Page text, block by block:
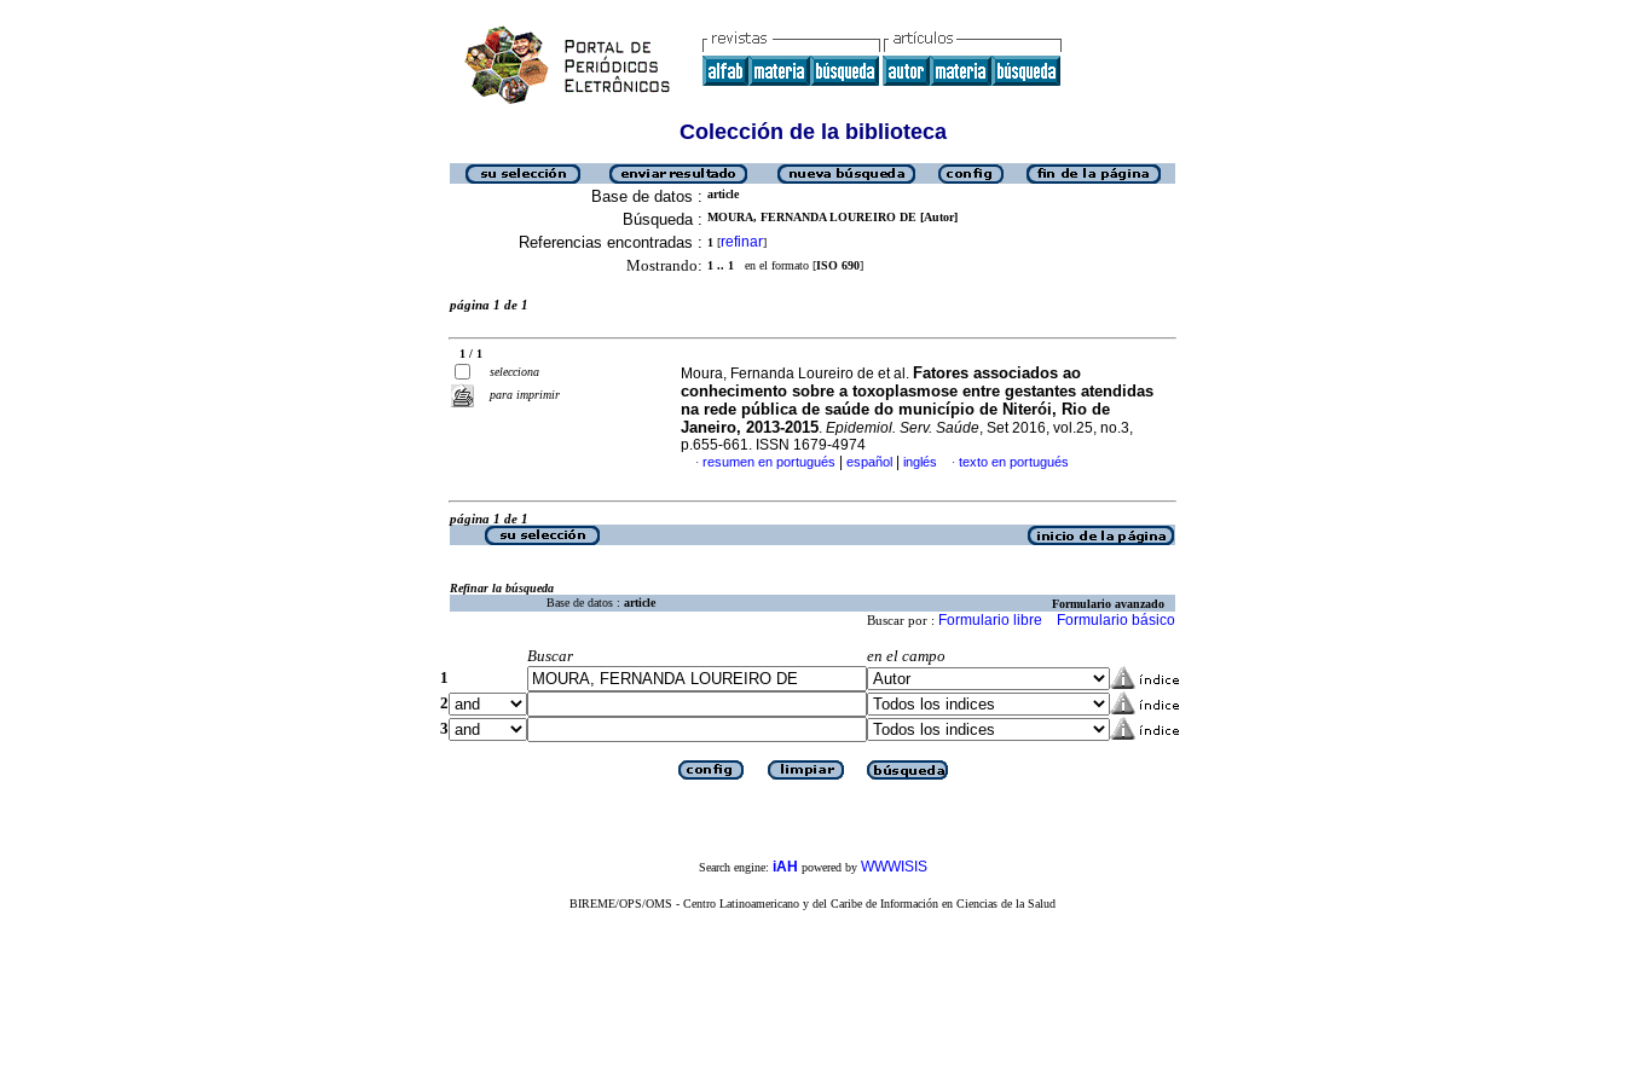
Colección de la biblioteca
Base de datos : article
Búsqueda : MOURA, FERNANDA LOUREIRO DE [Autor]
Referencias encontradas : 1 [refinar]
Mostrando: 1 .. 1 en el formato [ISO 690]
página 1 de 1
1 / 1
selecciona
para imprimir
Moura, Fernanda Loureiro de et al. Fatores associados ao
conhecimento sobre a toxoplasmose entre gestantes atendidas
na rede pública de saúde do município de Niterói, Rio de
Janeiro, 2013-2015. Epidemiol. Serv. Saúde, Set 2016, vol.25, no.3,
p.655-661. ISSN 1679-4974
· resumen en portugués español inglés · texto en portugués
página 1 de 1
Refinar la búsqueda
Base de datos : article Formulario avanzado
Buscar por : Formulario libre Formulario básico
Buscar
en el campo
1
2
3
Search engine: iAH powered by WWWISIS
BIREME/OPS/OMS - Centro Latinoamericano y del Caribe de Información en Ciencias de la Salud